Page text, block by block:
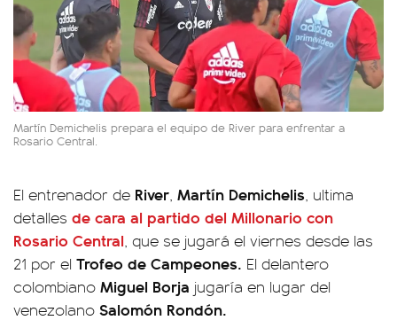
Martín Demichelis prepara el equipo de River para enfrentar a
Rosario Central.
El entrenador de River, Martín Demichelis, ultima
detalles de cara al partido del Millonario con
Rosario Central, que se jugará el viernes desde las
21 por el Trofeo de Campeones. El delantero
colombiano Miguel Borja jugaría en lugar del
venezolano Salomón Rondón.